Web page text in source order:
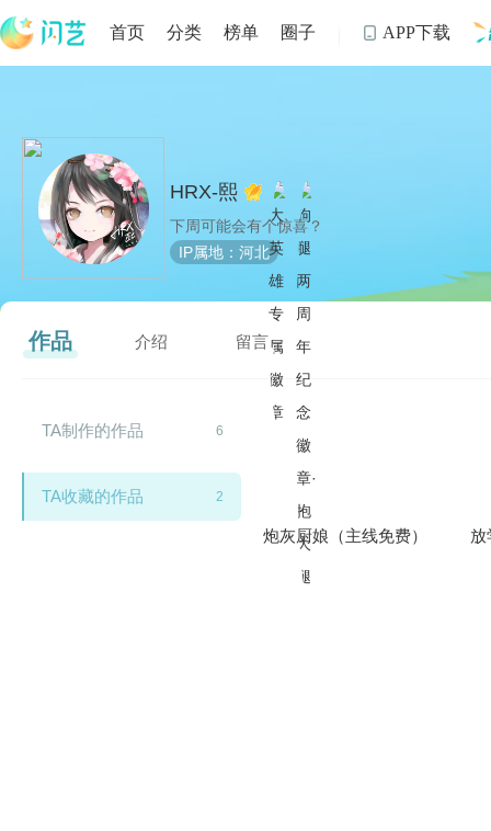
首页 分类 榜单 圈子  APP下载
HRX-熙
下周可能会有个惊喜？
IP属地：河北
作品 介绍 留言
TA制作的作品 6
TA收藏的作品 2
炮灰厨娘（主线免费） 放